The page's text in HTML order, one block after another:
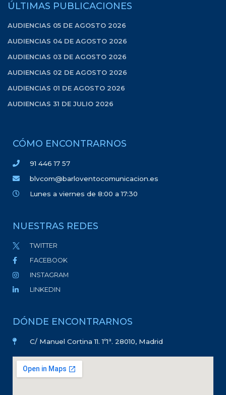
ÚLTIMAS PUBLICACIONES
AUDIENCIAS 05 DE AGOSTO 2026
AUDIENCIAS 04 DE AGOSTO 2026
AUDIENCIAS 03 DE AGOSTO 2026
AUDIENCIAS 02 DE AGOSTO 2026
AUDIENCIAS 01 DE AGOSTO 2026
AUDIENCIAS 31 DE JULIO 2026
CÓMO ENCONTRARNOS
91 446 17 57
blvcom@barloventocomunicacion.es
Lunes a viernes de 8:00 a 17:30
NUESTRAS REDES
TWITTER
FACEBOOK
INSTAGRAM
LINKEDIN
DÓNDE ENCONTRARNOS
C/ Manuel Cortina 11. 1º1ª. 28010, Madrid